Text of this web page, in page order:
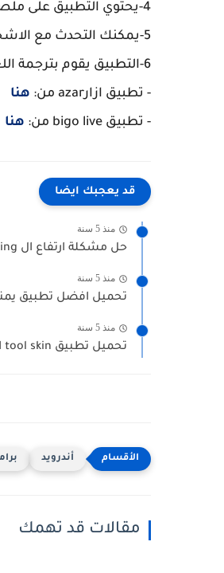
4-يحتوي التطبيق على ملصقات تستطيع استخدامها في مكالمات الفيديو.
5-يمكنك التحدث مع الاشخاص من خلال الدردشة الكتابية أو مكالمات الفيديو.
6-التطبيق يقوم بترجمة اللغات الأجنبية.
- تطبيق ازارazar من:
هنا
- تطبيق bigo live من:
هنا
قد يعجبك ايضا
منذ 5 سنة
حل مشكلة ارتفاع ال ping في الالعاب الاونلاين
منذ 5 سنة
تحميل افضل تطبيق
منذ 5 سنة
تحميل تطبيق tool skin اخر اصدار
أندرويد
مقالات قد تهمك